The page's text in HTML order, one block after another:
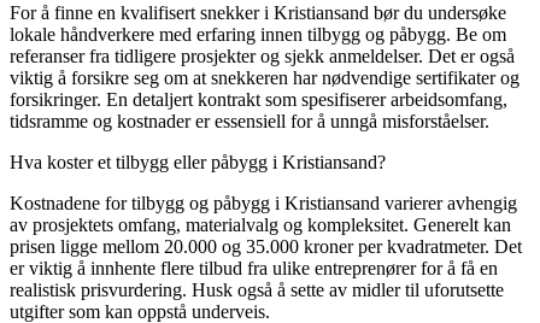
For å finne en kvalifisert snekker i Kristiansand bør du undersøke
lokale håndverkere med erfaring innen tilbygg og påbygg. Be om
referanser fra tidligere prosjekter og sjekk anmeldelser. Det er også
viktig å forsikre seg om at snekkeren har nødvendige sertifikater og
forsikringer. En detaljert kontrakt som spesifiserer arbeidsomfang,
tidsramme og kostnader er essensiell for å unngå misforståelser.
Hva koster et tilbygg eller påbygg i Kristiansand?
Kostnadene for tilbygg og påbygg i Kristiansand varierer avhengig
av prosjektets omfang, materialvalg og kompleksitet. Generelt kan
prisen ligge mellom 20.000 og 35.000 kroner per kvadratmeter. Det
er viktig å innhente flere tilbud fra ulike entreprenører for å få en
realistisk prisvurdering. Husk også å sette av midler til uforutsette
utgifter som kan oppstå underveis.